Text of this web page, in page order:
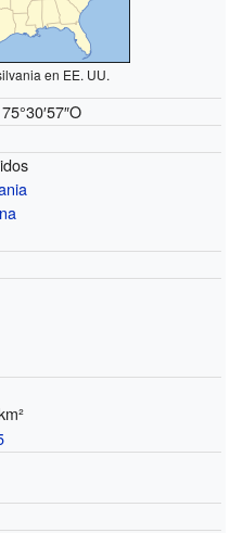
en EE. UU.
75°30′57″O